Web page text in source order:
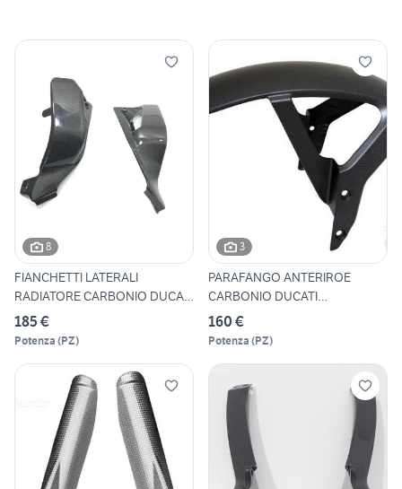
8
FIANCHETTI LATERALI
RADIATORE CARBONIO DUCATI
SCRA
185 €
Potenza (PZ)
3
PARAFANGO ANTERIROE
CARBONIO DUCATI
SCRAMBLER 800
160 €
Potenza (PZ)